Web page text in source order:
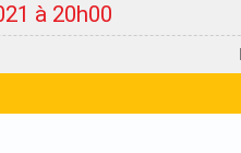
à 20h00